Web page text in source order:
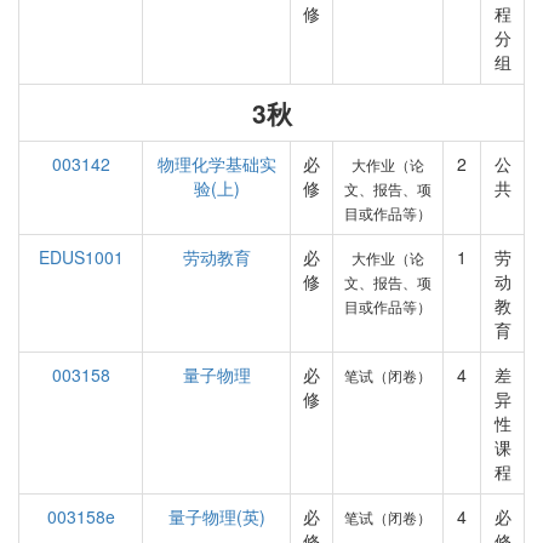
修
程
分
组
3秋
003142
物理化学基础实
验(上)
必
修
大作业（论
文、报告、项
目或作品等）
2
公
共
EDUS1001 劳动教育
必
修
大作业（论
文、报告、项
目或作品等）
1
劳
动
教
育
003158
量子物理
必
修
笔试（闭卷） 4
差
异
性
课
程
003158e
量子物理(英)
必
笔试（闭卷） 4
必